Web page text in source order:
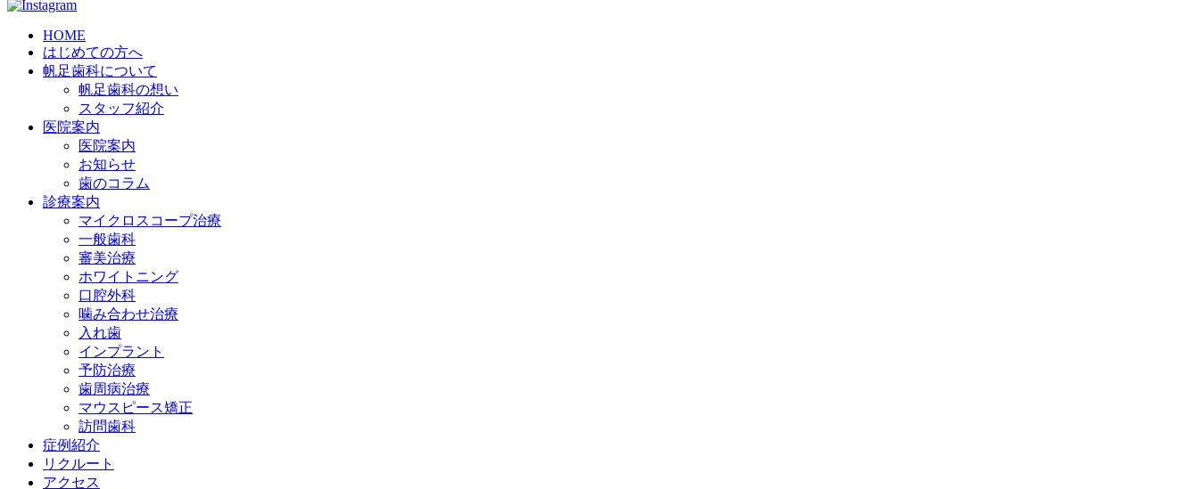
HOME
はじめての方へ
帆足歯科について
帆足歯科の想い
スタッフ紹介
医院案内
医院案内
お知らせ
歯のコラム
診療案内
マイクロスコープ治療
一般歯科
審美治療
ホワイトニング
口腔外科
噛み合わせ治療
入れ歯
インプラント
予防治療
歯周病治療
マウスピース矯正
訪問歯科
症例紹介
リクルート
アクセス